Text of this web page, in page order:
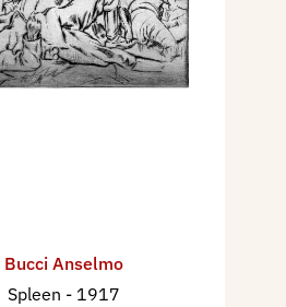
Bucci Anselmo
Spleen - 1917